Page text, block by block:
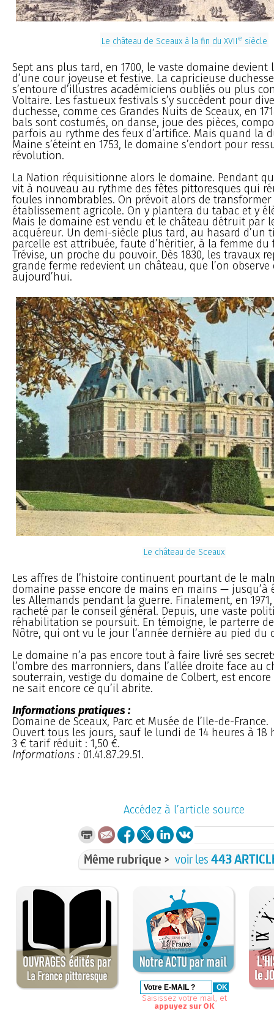
Le château de Sceaux à la fin du XVII e siècle
Sept ans plus tard, en 1700, le vaste domaine
d’une cour joyeuse et festive. La capricieuse
s’entoure d’illustres académiciens oubliés ou plus
Voltaire. Les fastueux festivals s’y succèdent pour
duchesse, comme ces Grandes Nuits de Sceaux, en
bals sont costumés, on danse, joue des pièces,
parfois au rythme des feux d’artifice. Mais quand la
Maine s’éteint en 1753, le domaine s’endort pour
révolution.
La Nation réquisitionne alors le domaine. Pendant
vit à nouveau au rythme des fêtes pittoresques qui
foules innombrables. On prévoit alors de
établissement agricole. On y plantera du tabac et y
Mais le domaine est vendu et le château détruit par
acquéreur. Un demi-siècle plus tard, au hasard d’un
parcelle est attribuée, faute d’héritier, à la femme
Trévise, un proche du pouvoir. Dès 1830, les travaux
grande ferme redevient un château, que l’on observe
aujourd’hui.
Le château de Sceaux
Les affres de l’histoire continuent pourtant de le
domaine passe encore de mains en mains — jusqu’à
les Allemands pendant la guerre. Finalement, en
racheté par le conseil général. Depuis, une vaste
réhabilitation se poursuit. En témoigne, le parterre
Nôtre, qui ont vu le jour l’année dernière au pied du
Le domaine n’a pas encore tout à faire livré ses
l’ombre des marronniers, dans l’allée droite face au
souterrain, vestige du domaine de Colbert, est encore
ne sait encore ce qu’il abrite.
Informations pratiques :
Domaine de Sceaux, Parc et Musée de l’Ile-de-France.
Ouvert tous les jours, sauf le lundi de 14 heures à 18
3 € tarif réduit : 1,50 €.
Informations : 01.41.87.29.51.
Accédez à l’article source
Même rubrique > voir les443
Saisissez votre mail, et
appuyez sur OK